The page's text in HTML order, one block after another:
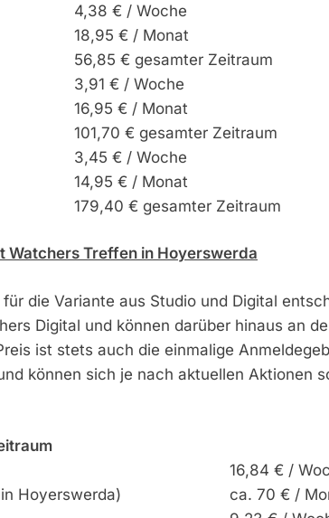
4,38 € / Woche
18,95 € / Monat
56,85 € gesamter Zeitraum
3,91 € / Woche
16,95 € / Monat
101,70 € gesamter Zeitraum
3,45 € / Woche
14,95 € / Monat
179,40 € gesamter Zeitraum
Watchers Treffen in Hoyerswerda
die Variante aus Studio und Digital
Digital und können darüber hinaus an
ist stets auch die einmalige
können sich je nach aktuellen Aktionen
Hoyerswerda)
16,84 € /
ca. 70 € /